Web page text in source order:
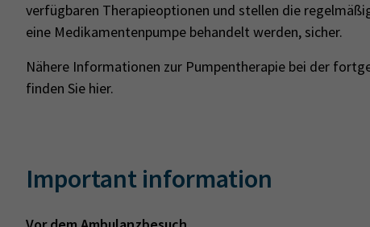
verfügbaren Therapieoptionen und stellen die
eine Medikamentenpumpe behandelt werden, sicher.
Nähere Informationen zur Pumpentherapie bei der
finden Sie hier.
Important information